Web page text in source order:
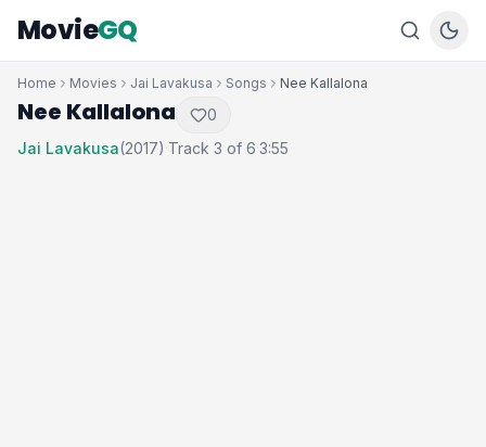
MovieGQ
Home Movies Jai Lavakusa Songs Nee Kallalona
Nee Kallalona
0
Jai Lavakusa(2017) ·Track 3 of 6·3:55